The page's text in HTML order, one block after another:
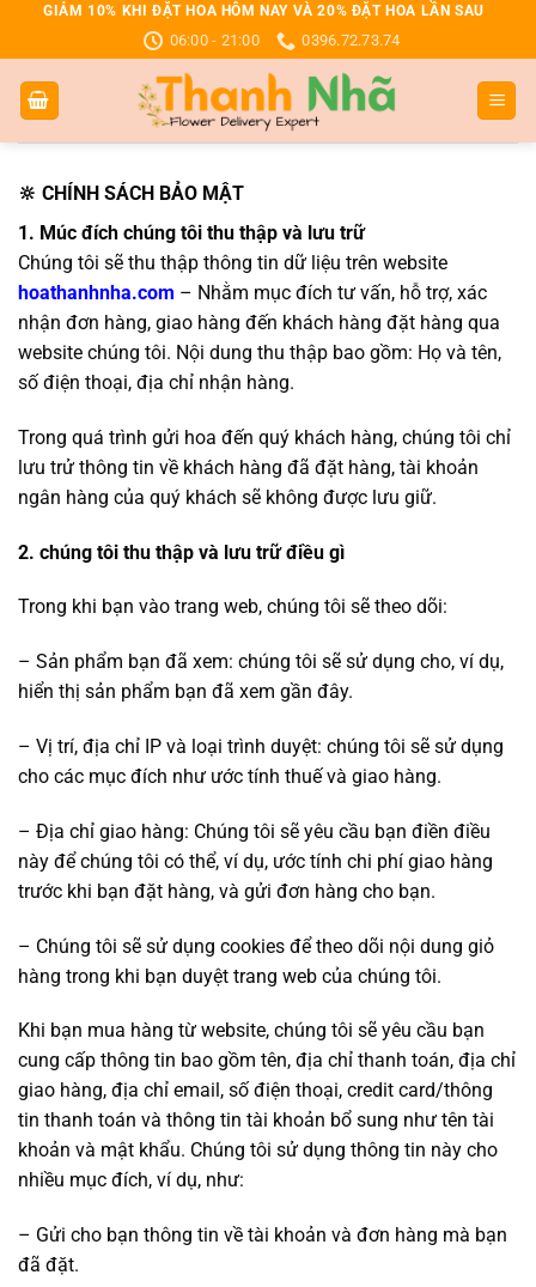
dung
GIẢM 10% KHI ĐẶT HOA HÔM NAY VÀ 20% ĐẶT HOA LẦN SAU
06:00 - 21:00 0396.72.73.74
🔆 CHÍNH SÁCH BẢO MẬT
1. Múc đích chúng tôi thu thập và lưu trữ
Chúng tôi sẽ thu thập thông tin dữ liệu trên website
hoathanhnha.com – Nhằm mục đích tư vấn, hỗ trợ, xác
nhận đơn hàng, giao hàng đến khách hàng đặt hàng qua
website chúng tôi. Nội dung thu thập bao gồm: Họ và tên,
số điện thoại, địa chỉ nhận hàng.
Trong quá trình gửi hoa đến quý khách hàng, chúng tôi chỉ
lưu trử thông tin về khách hàng đã đặt hàng, tài khoản
ngân hàng của quý khách sẽ không được lưu giữ.
2. chúng tôi thu thập và lưu trữ điều gì
Trong khi bạn vào trang web, chúng tôi sẽ theo dõi:
– Sản phẩm bạn đã xem: chúng tôi sẽ sử dụng cho, ví dụ,
hiển thị sản phẩm bạn đã xem gần đây.
– Vị trí, địa chỉ IP và loại trình duyệt: chúng tôi sẽ sử dụng
cho các mục đích như ước tính thuế và giao hàng.
– Địa chỉ giao hàng: Chúng tôi sẽ yêu cầu bạn điền điều
này để chúng tôi có thể, ví dụ, ước tính chi phí giao hàng
trước khi bạn đặt hàng, và gửi đơn hàng cho bạn.
– Chúng tôi sẽ sử dụng cookies để theo dõi nội dung giỏ
hàng trong khi bạn duyệt trang web của chúng tôi.
Khi bạn mua hàng từ website, chúng tôi sẽ yêu cầu bạn
cung cấp thông tin bao gồm tên, địa chỉ thanh toán, địa chỉ
giao hàng, địa chỉ email, số điện thoại, credit card/thông
tin thanh toán và thông tin tài khoản bổ sung như tên tài
khoản và mật khẩu. Chúng tôi sử dụng thông tin này cho
nhiều mục đích, ví dụ, như:
– Gửi cho bạn thông tin về tài khoản và đơn hàng mà bạn
đã đặt.